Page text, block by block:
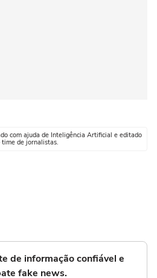
com ajuda de Inteligência Artificial e editado
time de jornalistas.
de informação confiável e
fake news.